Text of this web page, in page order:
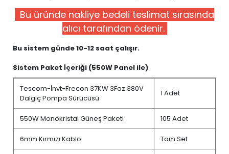
Bu üründe nakliye bedeli teslimat sırasında
alıcı tarafından ödenir.
Bu sistem günde 10-12 saat çalışır.
Sistem Paket İçeriği (550W Panel ile)
Tescom-İnvt-Frecon 37KW 3Faz 380V
Dalgıç Pompa Sürücüsü
1 Adet
550W Monokristal Güneş Paketi 105 Adet
6mm Kırmızı Kablo Tam Set